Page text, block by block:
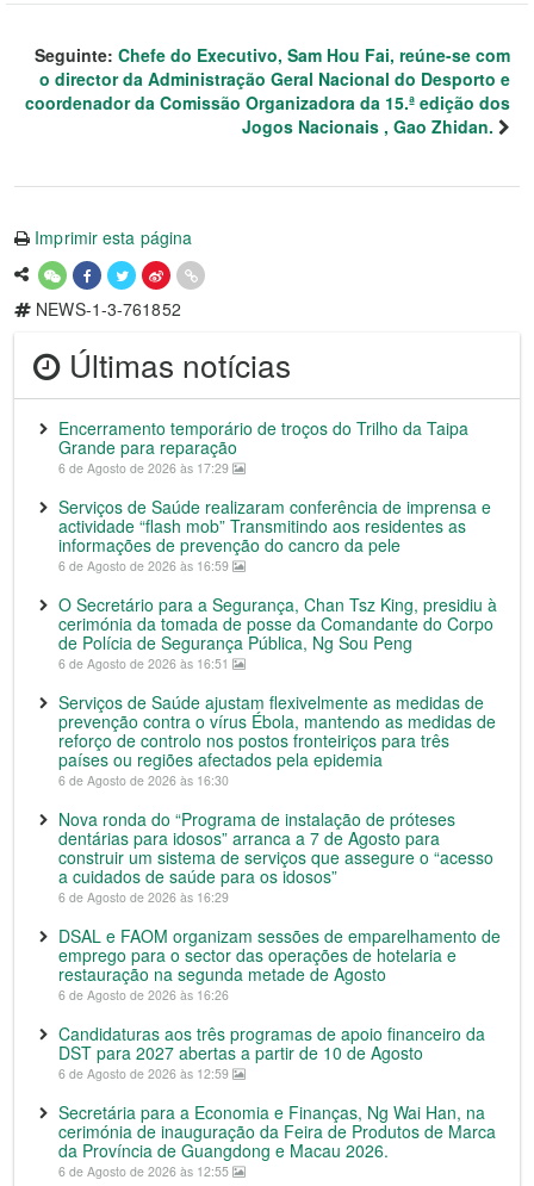
Seguinte: Chefe do Executivo, Sam Hou Fai, reúne-se com
o director da Administração Geral Nacional do Desporto e
coordenador da Comissão Organizadora da 15.ª edição dos
Jogos Nacionais , Gao Zhidan.
Imprimir esta página
NEWS-1-3-761852
Últimas notícias
Encerramento temporário de troços do Trilho da Taipa
Grande para reparação
6 de Agosto de 2026 às 17:29
Serviços de Saúde realizaram conferência de imprensa e
actividade “flash mob” Transmitindo aos residentes as
informações de prevenção do cancro da pele
6 de Agosto de 2026 às 16:59
O Secretário para a Segurança, Chan Tsz King, presidiu à
cerimónia da tomada de posse da Comandante do Corpo
de Polícia de Segurança Pública, Ng Sou Peng
6 de Agosto de 2026 às 16:51
Serviços de Saúde ajustam flexivelmente as medidas de
prevenção contra o vírus Ébola, mantendo as medidas de
reforço de controlo nos postos fronteiriços para três
países ou regiões afectados pela epidemia
6 de Agosto de 2026 às 16:30
Nova ronda do “Programa de instalação de próteses
dentárias para idosos” arranca a 7 de Agosto para
construir um sistema de serviços que assegure o “acesso
a cuidados de saúde para os idosos”
6 de Agosto de 2026 às 16:29
DSAL e FAOM organizam sessões de emparelhamento de
emprego para o sector das operações de hotelaria e
restauração na segunda metade de Agosto
6 de Agosto de 2026 às 16:26
Candidaturas aos três programas de apoio financeiro da
DST para 2027 abertas a partir de 10 de Agosto
6 de Agosto de 2026 às 12:59
Secretária para a Economia e Finanças, Ng Wai Han, na
cerimónia de inauguração da Feira de Produtos de Marca
da Província de Guangdong e Macau 2026.
6 de Agosto de 2026 às 12:55